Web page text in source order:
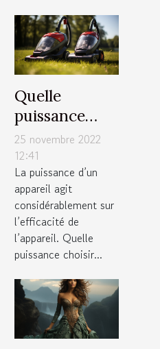
Quelle
puissance
choisir pour
un aspirateur
sans sac ?
25 novembre 2022
12:41
La puissance d’un
appareil agit
considérablement sur
l’efficacité de
l’appareil. Quelle
puissance choisir...